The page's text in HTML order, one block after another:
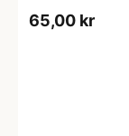
65,00 kr